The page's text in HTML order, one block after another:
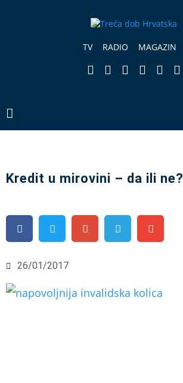
TV RADIO MAGAZIN
Kredit u mirovini – da ili ne?
26/01/2017